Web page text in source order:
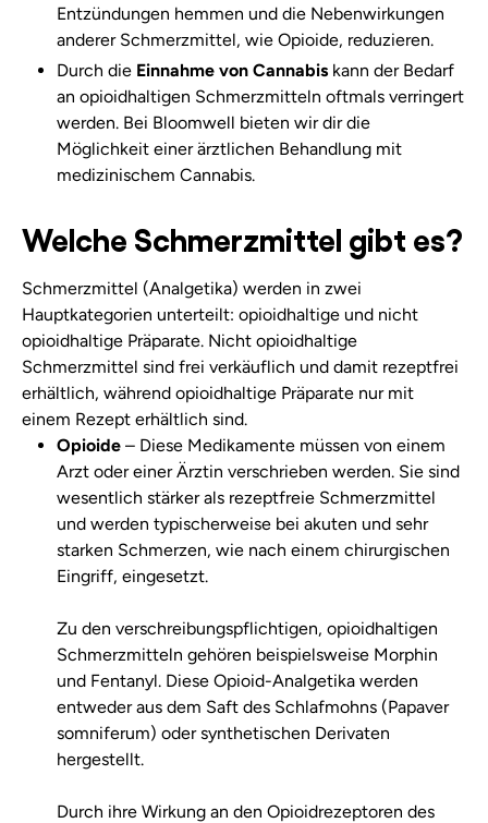
Entzündungen hemmen und die Nebenwirkungen
anderer Schmerzmittel, wie Opioide, reduzieren.
Durch die Einnahme von Cannabiskann der Bedarf
an opioidhaltigen Schmerzmitteln oftmals verringert
werden. Bei Bloomwell bieten wir dir die
Möglichkeit einer ärztlichen Behandlung mit
medizinischem Cannabis.
Welche Schmerzmittel gibt es?
Schmerzmittel (Analgetika) werden in zwei
Hauptkategorien unterteilt: opioidhaltige und nicht
opioidhaltige Präparate. Nicht opioidhaltige
Schmerzmittel sind frei verkäuflich und damit rezeptfrei
erhältlich, während opioidhaltige Präparate nur mit
einem Rezept erhältlich sind.
Opioide– Diese Medikamente müssen von einem
Arzt oder einer Ärztin verschrieben werden. Sie sind
wesentlich stärker als rezeptfreie Schmerzmittel
und werden typischerweise bei akuten und sehr
starken Schmerzen, wie nach einem chirurgischen
Eingriff, eingesetzt.
Zu den verschreibungspflichtigen, opioidhaltigen
Schmerzmitteln gehören beispielsweise Morphin
und Fentanyl. Diese Opioid-Analgetika werden
entweder aus dem Saft des Schlafmohns (Papaver
somniferum) oder synthetischen Derivaten
hergestellt.
Durch ihre Wirkung an den Opioidrezeptoren des